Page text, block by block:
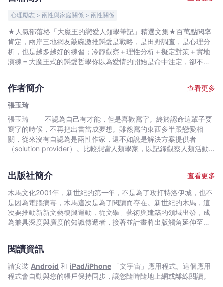
學：
觀
察，
後
析，
練
習，
79
個
經
情
境
與
實
用
巧
(二
版)
心理勵志 > 兩性與家庭關係 > 兩性關係
★人氣部落格「大魔王的戀愛人類學筆記」精選文集★百萬點閱率
肯定，兩岸三地網友敲碗激推戀愛是戰略，是田野調查，是心理分
析，也是越多越好的練習；冷靜觀察＋理性分析＋擬定對策＋實地
演練＝大魔王式的戀愛哲學你以為愛情的開始是命中注定，卻不知
現了，那些愛情比我們順遂的人，不一定比較美或天生就迷人，一
起學會戀愛中的普遍邏輯和暗黑技巧，就能從門可羅雀的愛情平
民，晉身自然散發魅力，任意操縱人心的愛情領導者。◎戀愛大魔
王的Dos and Don&amp;#39;ts■錯誤歸因你去了一個從來沒去過
的地方，覺得自己心情那麼好，應該也跟帶你去的那個人有關吧，
這就是錯誤歸因。你最開始喜歡的，不是他那個人，而是他剛巧存
在的氛圍。■不需要問「有沒有男友？」實情是，一個女生有沒有
你。■自然放電就很迷人不管是妳跟他兩個人講話也好，或是好幾
個人一起閒聊，講到好笑的地方就可以看著他的眼睛笑。不要以為
這件事做起來很不自然，其實非常自然，效果很強的那種就叫做放
電。■他到底喜不喜歡我？當男生一派自然，而女生心裡疑惑他到
底喜不喜歡我？建議是：如果他沒說有，妳就當作沒有。◎買一本
實戰守則，勝談十次悲慘戀情！■分手沒有理由只有藉口事情有時
謝，但是露出害羞的微笑，托著臉說：「是喔，好高興喔。」這樣
非常能夠取悅妳。也就是妳可以表現得像他們的一舉一動都可以逗
樂妳，他們所有的笑話妳都會笑。■以你的名字呼喚我假如有人用
作者簡介
查看更多
張玉琦
張玉琦 不認為自己有才能，但是喜歡寫字。終於認命這輩子要
寫字的時候，不再把出書當成夢想。雖然寫的東西多半跟戀愛相
關，從來沒有自認為是兩性作家，還不如說是解決方案提供者
（solution provider）。比較想當人類學家，以記錄觀察人類活動
akuzyo.blogspot.com
出版社簡介
查看更多
木馬文化2001年，新世紀的第一年，不是為了攻打特洛伊城，也不
是因為電腦病毒，木馬這次是為了閱讀而存在。新世紀的木馬，這
次要推動新新文藝復興運動，從文學、藝術與建築的領域出發，成
為兼具深度與廣度的知識傳遞者，接著並計畫將出版觸角延伸至百
閱讀資訊
請安裝 Android 和 iPad/iPhone 「文宇宙」應用程式。這個應用
程式會自動與您的帳戶保持同步，讓您隨時隨地上網或離線閱讀。